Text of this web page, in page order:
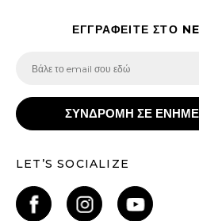
ΕΓΓΡΑΦΕΙΤΕ ΣΤΟ
ΣΥΝΔΡΟΜΗ ΣΕ
LET’S SOCIALIZE